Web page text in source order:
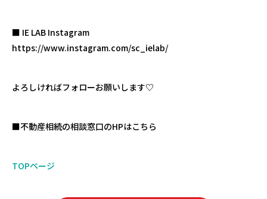
■ IE LAB Instagram
https://www.instagram.com/sc_ielab/
よろしければフォローお願いします♡
■不動産相続の相談窓口のHPはこちら
TOPページ